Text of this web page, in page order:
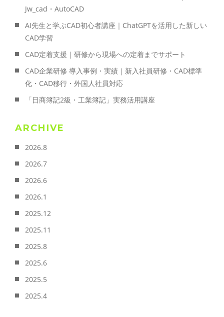
Jw_cad・AutoCAD
AI先生と学ぶCAD初心者講座｜ChatGPTを活用した新しい
CAD学習
CAD定着支援｜研修から現場への定着までサポート
CAD企業研修 導入事例・実績｜新入社員研修・CAD標準
化・CAD移行・外国人社員対応
「日商簿記2級・工業簿記」実務活用講座
ARCHIVE
2026.8
2026.7
2026.6
2026.1
2025.12
2025.11
2025.8
2025.6
2025.5
2025.4